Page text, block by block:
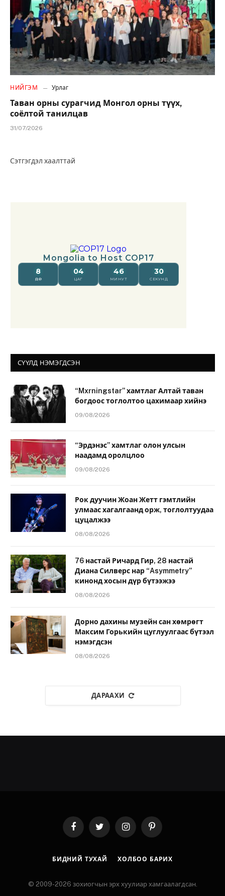
НИЙГЭМ Урлаг
Таван орны сурагчид Монгол орны түүх,
соёлтой танилцав
31/07/2026
Сэтгэгдэл хаалттай
СҮҮЛД НЭМЭГДСЭН
“Mxrningstar” хамтлаг Алтай таван
богдоос тоглолтоо цахимаар хийнэ
09/08/2026
“Эрдэнэс” хамтлаг олон улсын
наадамд оролцлоо
09/08/2026
Рок дуучин Жоан Жетт гэмтлийн
улмаас хагалгаанд орж, тоглолтуудаа
цуцалжээ
08/08/2026
76 настай Ричард Гир, 28 настай
Диана Силверс нар “Asymmetry”
кинонд хосын дүр бүтээжээ
08/08/2026
Дорно дахины музейн сан хөмрөгт
Максим Горькийн цуглуулгаас бүтээл
нэмэгдсэн
08/08/2026
ДАРААХИ
FacebookTwitter InstagramPinterest
БИДНИЙ ТУХАЙ ХОЛБОО БАРИХ
© 2009-2026 зохиогчын эрх хуулиар хамгаалагдсан.